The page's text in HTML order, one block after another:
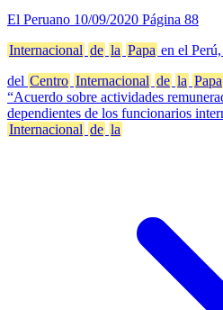
El Peruano 10/09/2020 Página 88
Internacional de la Papa en el
del Centro Internacional de la Papa
“Acuerdo sobre actividades
dependientes de los funcionarios
Internacional de la